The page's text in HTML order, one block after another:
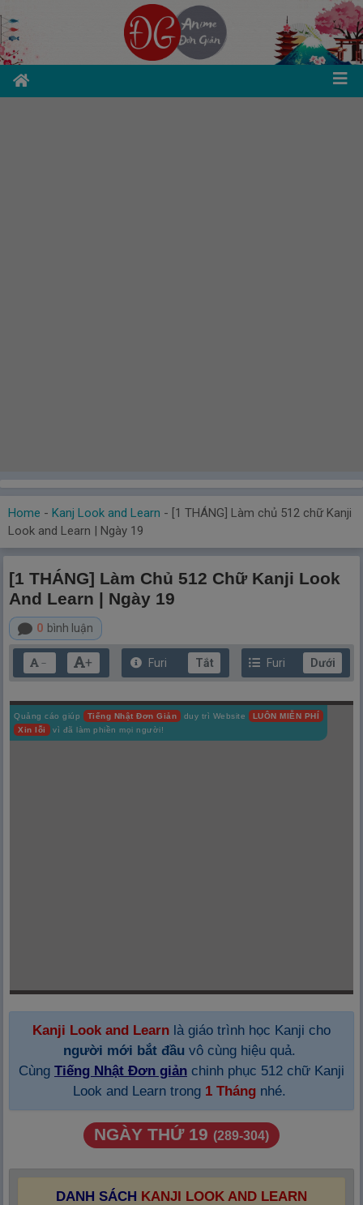
Home - Kanj Look and Learn - [1 THÁNG] Làm chủ 512 chữ Kanji
Look and Learn | Ngày 19
[1 THÁNG] Làm Chủ 512 Chữ Kanji Look
And Learn | Ngày 19
0 bình luận
－ + Furi Tắt Furi Dưới
Quảng cáo giúp Tiếng Nhật Đơn Giản duy trì Website
LUÔN MIỄN PHÍ
Xin lỗi
vì đã làm phiền mọi người!
Kanji Look and Learn là giáo trình học Kanji cho
người mới bắt đầu vô cùng hiệu quả.
Cùng Tiếng Nhật Đơn giản chinh phục 512 chữ Kanji
Look and Learn trong 1 Tháng nhé.
NGÀY THỨ 19 (289-304)
DANH SÁCH KANJI LOOK AND LEARN